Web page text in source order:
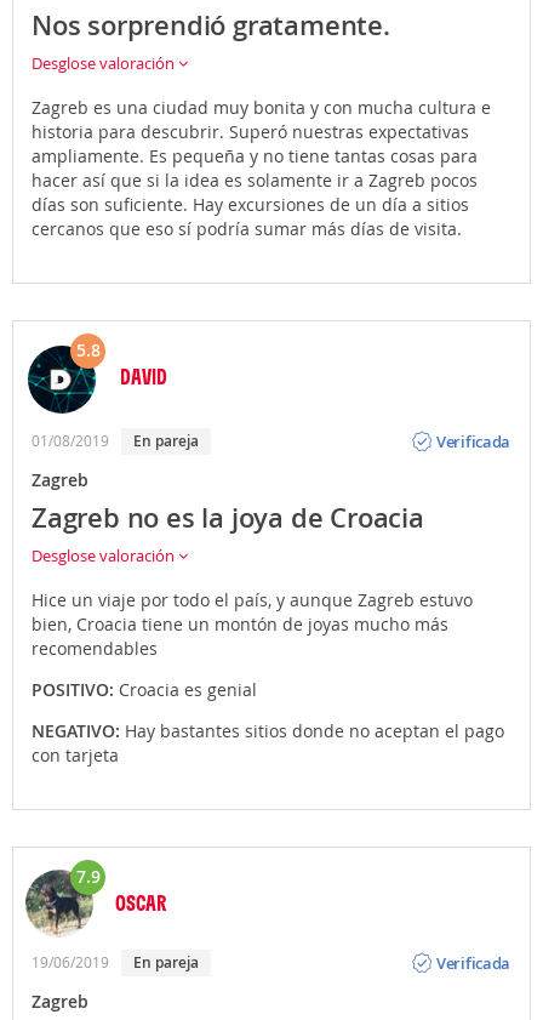
Nos sorprendió gratamente.
Desglose valoración
Zagreb es una ciudad muy bonita y con mucha cultura e
historia para descubrir. Superó nuestras expectativas
ampliamente. Es pequeña y no tiene tantas cosas para
hacer así que si la idea es solamente ir a Zagreb pocos
días son suficiente. Hay excursiones de un día a sitios
cercanos que eso sí podría sumar más días de visita.
5.8
DAVID
01/08/2019 En pareja
Verificada
Zagreb
Zagreb no es la joya de Croacia
Desglose valoración
Hice un viaje por todo el país, y aunque Zagreb estuvo
bien, Croacia tiene un montón de joyas mucho más
recomendables
POSITIVO: Croacia es genial
NEGATIVO: Hay bastantes sitios donde no aceptan el pago
con tarjeta
7.9
OSCAR
19/06/2019 En pareja
Verificada
Zagreb